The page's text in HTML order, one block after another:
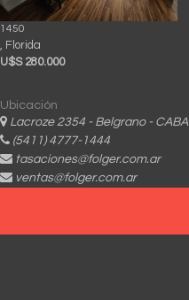
1450
, Florida
U$S 280.000
Ubicación
Lacroze 2354 - Belgrano - CABA
(5411) 4777-1444
tasaciones@folger.com.ar
ventas@folger.com.ar